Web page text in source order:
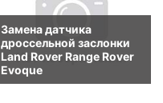
Замена датчика
дроссельной заслонки
Land Rover Range Rover
Evoque